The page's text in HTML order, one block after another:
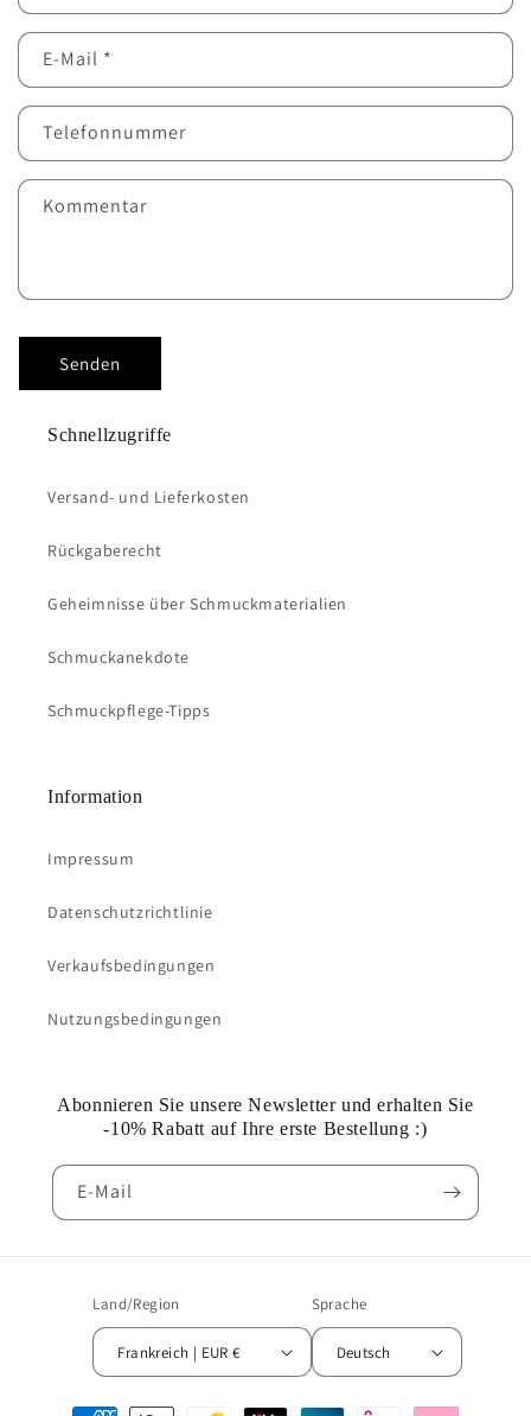
E-Mail *
Telefonnummer
Kommentar
Senden
Schnellzugriffe
Versand- und Lieferkosten
Rückgaberecht
Geheimnisse über Schmuckmaterialien
Schmuckanekdote
Schmuckpflege-Tipps
Information
Impressum
Datenschutzrichtlinie
Verkaufsbedingungen
Nutzungsbedingungen
Abonnieren Sie unsere Newsletter und erhalten Sie
-10% Rabatt auf Ihre erste Bestellung :)
E-Mail
Land/Region
Frankreich | EUR €
Sprache
Deutsch
Zahlungsmethoden